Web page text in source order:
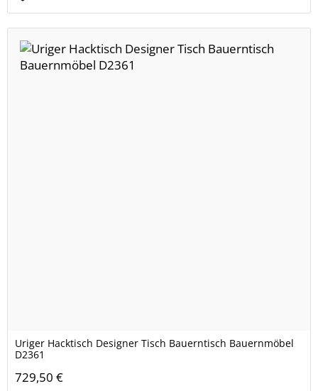
Uriger Hacktisch Designer Tisch Bauerntisch Bauernmöbel
D2361
729,50 €